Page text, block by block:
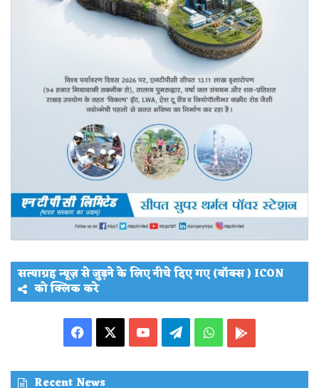
सत्याग्रह न्यूज़ से जुड़ने के लिए नीचे दिए गए (बॉक्स ) ICON
को क्लिक करे
Facebook YouTubeTelegramWhatsApp
Recent News